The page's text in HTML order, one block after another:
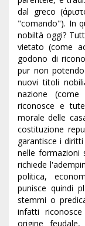
dal greco
"comando"). In
nobiltà oggi?
vietato (come
godono di
pur non
nuovi titoli
nazione
riconosce e
morale delle
costituzione
garantisce i
nelle formazioni
richiede
politica,
punisce quindi
stemmi o
infatti
origine